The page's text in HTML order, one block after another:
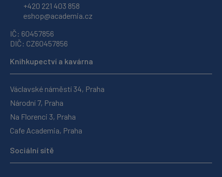
+420 221 403 858
eshop@academia.cz
IČ: 60457856
DIČ: CZ60457856
Knihkupectví a kavárna
Václavské náměstí 34, Praha
Národní 7, Praha
Na Florenci 3, Praha
Cafe Academia, Praha
Sociální sítě